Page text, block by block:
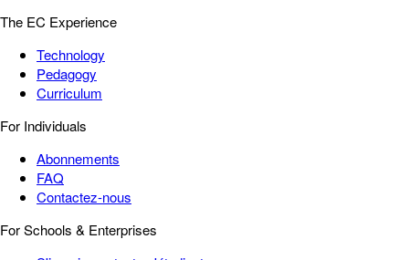
The EC Experience
Technology
Pedagogy
Curriculum
For Individuals
Abonnements
FAQ
Contactez-nous
For Schools & Enterprises